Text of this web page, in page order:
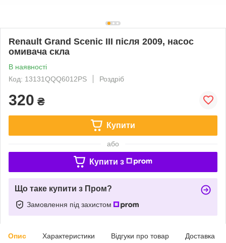
Renault Grand Scenic III після 2009, насос
омивача скла
В наявності
Код: 13131QQQ6012PS
Роздріб
320 ₴
Купити
або
Купити з
Що таке купити з Пром?
Замовлення під захистом
Опис Характеристики Відгуки про товар Доставка